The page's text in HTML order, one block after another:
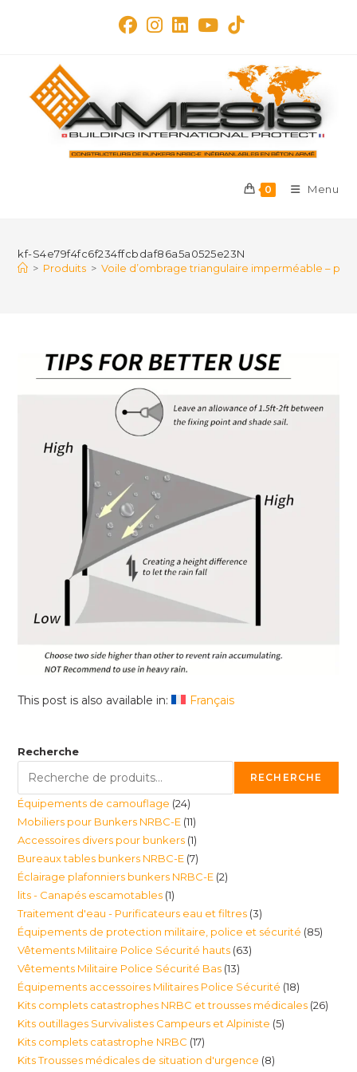
0 Menu
kf-S4e79f4fc6f234ffcbdaf86a5a0525e23N
> Produits > Voile d’ombrage triangulaire imperméable –
This post is also available in: Français
Recherche
RECHERCHE
Équipements de camouflage 2424
produits
Mobiliers pour Bunkers NRBC-E 1111
produits
Accessoires divers pour bunkers 11
produit
Bureaux tables bunkers NRBC-E 77
produits
Éclairage plafonniers bunkers NRBC-E 22
lits - Canapés escamotables 11
produit
Traitement d'eau - Purificateurs eau et filtres 33
produits
Équipements de protection militaire, police et sécurité 8585
Vêtements Militaire Police Sécurité hauts 6363
Vêtements Militaire Police Sécurité Bas 1313
produits
Équipements accessoires Militaires Police Sécurité 1818
produits
Kits complets catastrophes NRBC et trousses médicales 2626
Kits outillages Survivalistes Campeurs et Alpiniste 55
Kits complets catastrophe NRBC 1717
produits
Kits Trousses médicales de situation d'urgence 88